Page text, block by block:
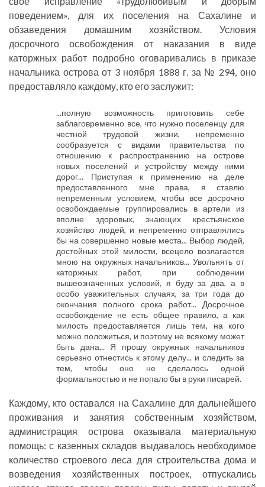
поведением», для их поселения на Сахалине и
обзаведения домашним хозяйством. Условия
досрочного освобождения от наказания в виде
каторжных работ подробно оговаривались в приказе
начальника острова от 3 ноября 1888 г. за № 294, оно
предоставляло каждому, кто его заслужит:
...полную возможность приготовить себе
заблаговременно все, что нужно поселенцу для
честной трудовой жизни, непременно
сообразуется с видами правительства по
отношению к распространению на острове
новых поселений и устройству между ними
дорог... Приступая к применению на деле
предоставленного мне права, я ставлю
непременным условием, чтобы все досрочно
освобождаемые группировались в артели из
вполне здоровых, знающих крестьянское
хозяйство людей, и непременно отправлялись
бы на совершенно новые места... Выбор людей,
достойных этой милости, всецело возлагается
мною на окружных начальников... Увольнять от
каторжных работ, при соблюдении
вышеозначенных условий, я буду за два, а в
особо уважительных случаях, за три года до
окончания полного срока работ... Досрочное
освобождение не есть общее правило, а как
милость предоставляется лишь тем, на кого
можно положиться, и поэтому не всякому может
быть дана... Я прошу окружных начальников
серьезно отнестись к этому делу... и следить за
тем, чтобы оно не сделалось одной
формальностью и не попало бы в руки писарей.
Каждому, кто оставался на Сахалине для дальнейшего
проживания и занятия собственным хозяйством,
администрация острова оказывала материальную
помощь: с казенных складов выдавалось необходимое
количество строевого леса для строительства дома и
возведения хозяйственных построек, отпускались